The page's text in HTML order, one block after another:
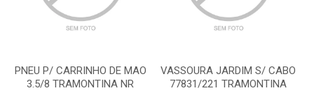
PNEU P/ CARRINHO DE MAO
3.5/8 TRAMONTINA NR
VASSOURA JARDIM S/ CABO
77831/221 TRAMONTINA